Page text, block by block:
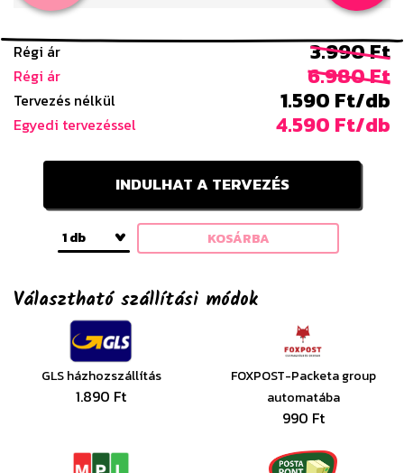
Régi ár 3.990 Ft
Régi ár 6.980 Ft
Tervezés nélkül 1.590 Ft/db
Egyedi tervezéssel 4.590 Ft/db
INDULHAT A TERVEZÉS
1 db KOSÁRBA
Választható szállítási módok
GLS házhozszállítás
1.890 Ft
FOXPOST-Packeta group
automatába
990 Ft